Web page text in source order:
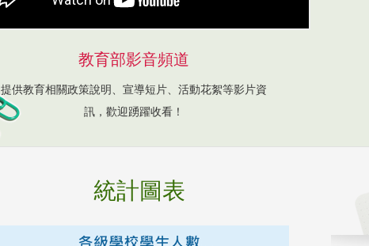
教育部影音頻道
提供教育相關政策說明、宣導短片、活動花絮等影片資
訊，歡迎踴躍收看！
統計圖表